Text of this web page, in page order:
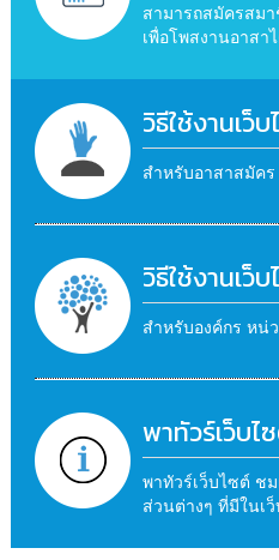
สามารถสมัครสม
เพื่อโพสงานอาสา
วิธีใช้งานเว็
สำหรับอาสาสมัค
วิธีใช้งานเว็
สำหรับองค์กร หน่
พาทัวร์เว็บไ
พาทัวร์เว็บไซต์ ช
ส่วนต่างๆ ที่มีในเ